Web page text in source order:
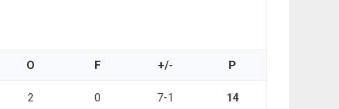
O F +/- P
2 0 7-1 14